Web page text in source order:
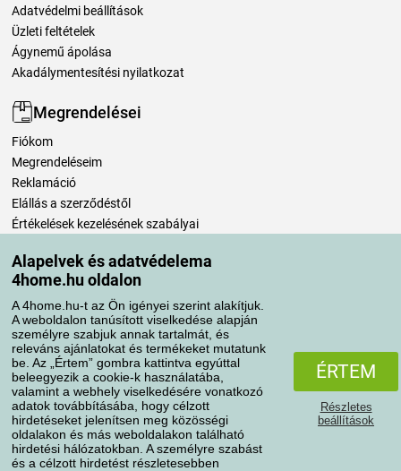
Alapelvek és adatvédelema
4home.hu oldalon
A 4home.hu-t az Ön igényei szerint alakítjuk.
A weboldalon tanúsított viselkedése alapján
személyre szabjuk annak tartalmát, és
releváns ajánlatokat és termékeket mutatunk
be. Az „Értem” gombra kattintva egyúttal
beleegyezik a cookie-k használatába,
valamint a webhely viselkedésére vonatkozó
adatok továbbításába, hogy célzott
hirdetéseket jelenítsen meg közösségi
oldalakon és más weboldalakon található
hirdetési hálózatokban. A személyre szabást
és a célzott hirdetést részletesebben
ÉRTEM
Részletes
beállítások
Adatvédelmi beállítások
Üzleti feltételek
Ágynemű ápolása
Akadálymentesítési nyilatkozat
Megrendelései
Fiókom
Megrendeléseim
Reklamáció
Elállás a szerződéstől
Értékelések kezelésének szabályai
Szállítási módok
Fizetési módok